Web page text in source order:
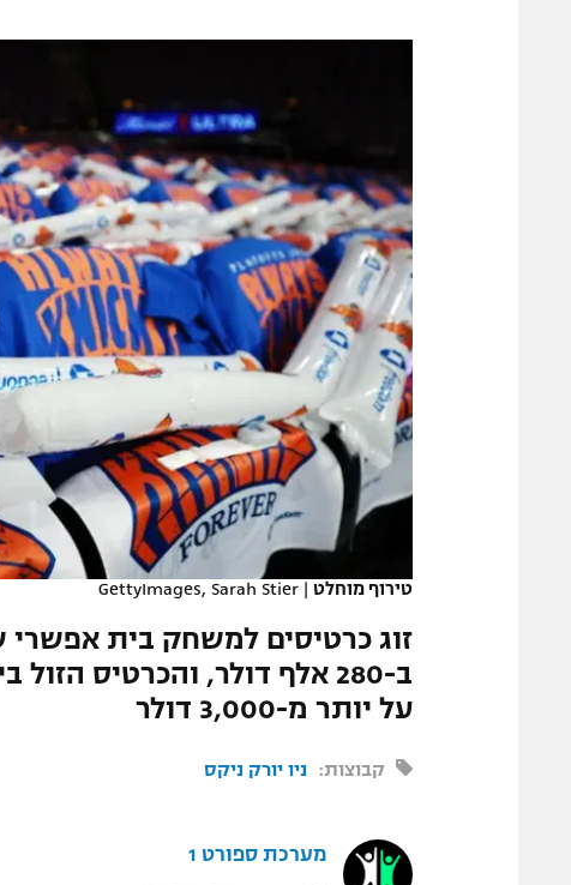
תקנון עבור פעילות ספורט 1 – "מרלן"
גיימינג E-Sports
תנאי שימוש
מדיניות פרטיות
תקנון פעילות ספורט 1
רשיון להקרנה פומבית לבית עסק
הצטרפות לחבילת הערוצים
לוח דרושים – ג'ובנט
הפועל תל
מכבי
בני יהודה
טירוף מוחלט |
GettyImages, Sarah Stier
ב-280 אלף דולר, והכרטיס
על יותר מ-3,000 דולר
קבוצות: ניו יורק ניקס
מערכת ספורט 1